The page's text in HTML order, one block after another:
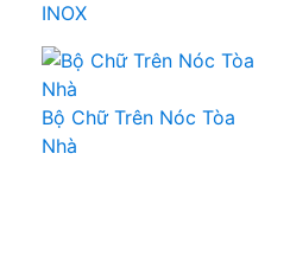
INOX
Bộ Chữ Trên Nóc Tòa
Nhà